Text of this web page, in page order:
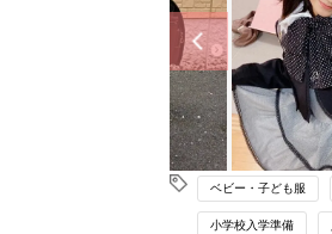
ベビー・子ども服
小学校入学準備